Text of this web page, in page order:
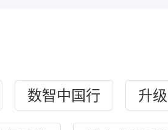
数智中国行 升